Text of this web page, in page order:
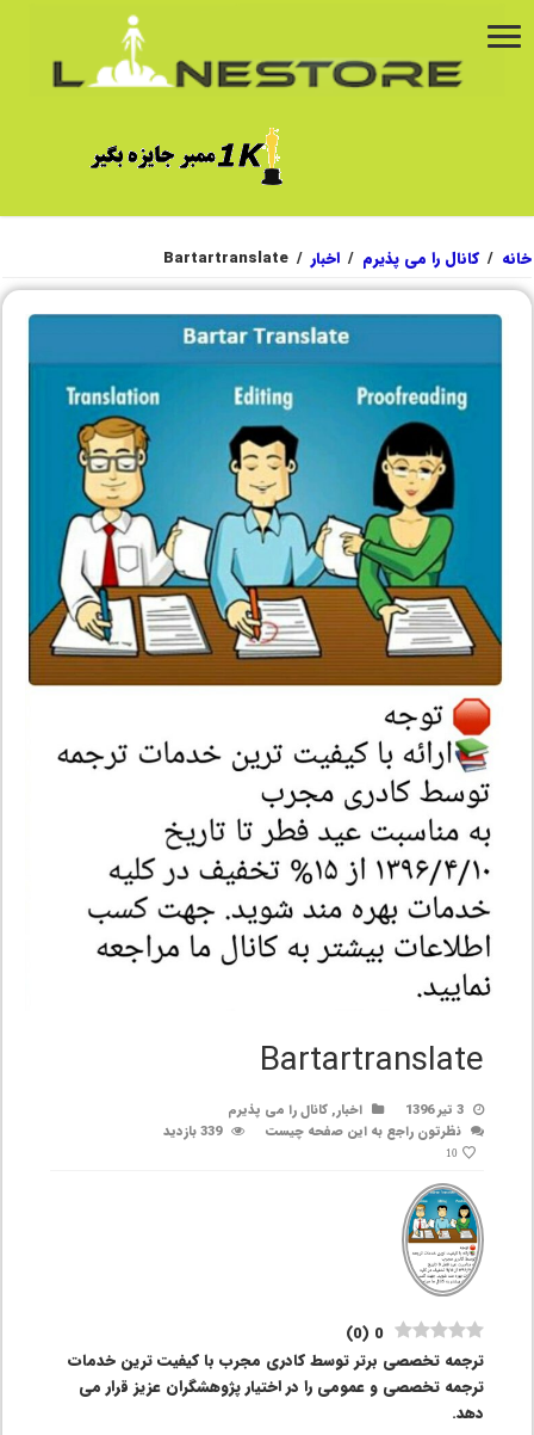
خانه / کانال را می پذیرم / اخبار /
Bartartranslate
Bartartranslate
3 تیر 1396 اخبار,کانال را می پذیرم
نظرتون راجع به این صفحه چیست
339 بازدید
10
0
(
0
)
ترجمه تخصصی برتر توسط کادری مجرب با کیفیت ترین خدمات
ترجمه تخصصی و عمومی را در اختیار پژوهشگران عزیز قرار می
دهد.